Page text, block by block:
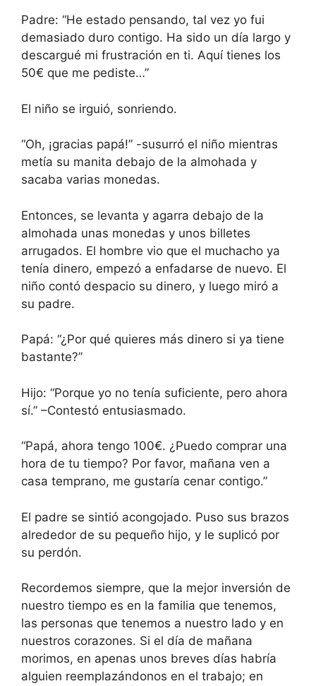
Padre: “He estado pensando, tal vez yo fui
demasiado duro contigo. Ha sido un día largo y
descargué mi frustración en ti. Aquí tienes los
50€ que me pediste…”
El niño se irguió, sonriendo.
“Oh, ¡gracias papá!” -susurró el niño mientras
metía su manita debajo de la almohada y
sacaba varias monedas.
Entonces, se levanta y agarra debajo de la
almohada unas monedas y unos billetes
arrugados. El hombre vio que el muchacho ya
tenía dinero, empezó a enfadarse de nuevo. El
niño contó despacio su dinero, y luego miró a
su padre.
Papá: “¿Por qué quieres más dinero si ya tiene
bastante?”
Hijo: “Porque yo no tenía suficiente, pero ahora
sí.” –Contestó entusiasmado.
“Papá, ahora tengo 100€. ¿Puedo comprar una
hora de tu tiempo? Por favor, mañana ven a
casa temprano, me gustaría cenar contigo.”
El padre se sintió acongojado. Puso sus brazos
alrededor de su pequeño hijo, y le suplicó por
su perdón.
Recordemos siempre, que la mejor inversión de
nuestro tiempo es en la familia que tenemos,
las personas que tenemos a nuestro lado y en
nuestros corazones. Si el día de mañana
morimos, en apenas unos breves días habría
alguien reemplazándonos en el trabajo; en